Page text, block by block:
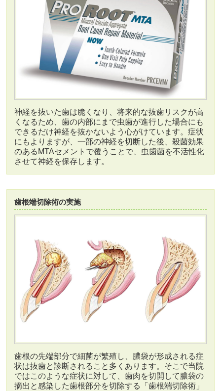
神経を抜いた歯は脆くなり、将来的な抜歯リスクが高
くなるため、歯の内部にまで虫歯が進行した場合にも
できるだけ神経を抜かないよう心がけています。症状
にもよりますが、一部の神経を切断した後、殺菌効果
のあるMTAセメントで覆うことで、虫歯菌を不活性化
させて神経を保存します。
歯根端切除術の実施
歯根の先端部分で細菌が繁殖し、膿袋が形成される症
状は抜歯と診断されること多くあります。そこで当院
ではこのような症状に対して、歯肉を切開して膿袋の
摘出と感染した歯根部分を切除する「歯根端切除術」